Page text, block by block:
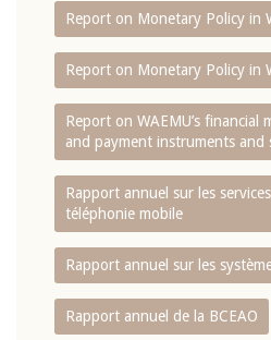
Report on Monetary Policy in
Report on Monetary Policy in
Report on WAEMU’s financial
and payment instruments and
Rapport annuel sur les
téléphonie mobile
Rapport annuel sur les
Rapport annuel de la BCEAO